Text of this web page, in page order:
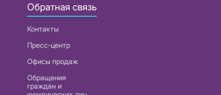
Обратная связь
Контакты
Пресс-центр
Офисы продаж
Обращения
граждан и